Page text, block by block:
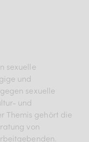
sexuelle
und
sexuelle
und
Themis gehört die
von